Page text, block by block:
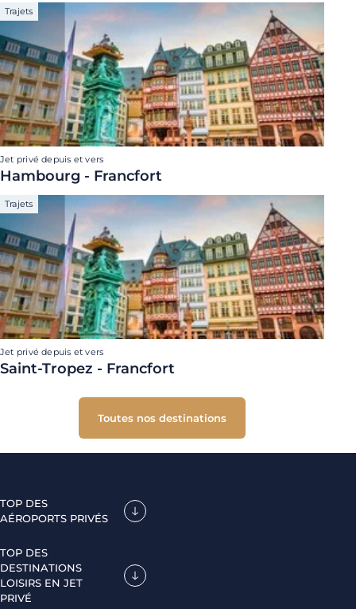
Trajets
Jet privé depuis et vers
Hambourg - Francfort
Trajets
Jet privé depuis et vers
Saint-Tropez - Francfort
Toutes nos destinations
TOP DES
AÉROPORTS PRIVÉS
TOP DES
DESTINATIONS
LOISIRS EN JET
PRIVÉ